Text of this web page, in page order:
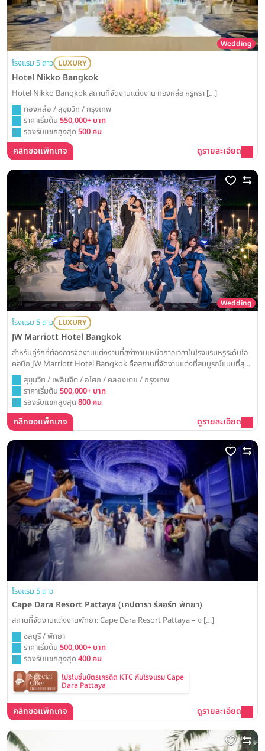
Wedding
โรงแรม 5 ดาว LUXURY
Hotel Nikko Bangkok
Hotel Nikko Bangkok สถานที่จัดงานแต่งงาน ทองหล่อ หรูหรา […]
ทองหล่อ / สุขุมวิท / กรุงเทพ
ราคาเริ่มต้น 550,000+ บาท
รองรับแขกสูงสุด 500 คน
คลิกขอแพ็กเกจ ดูรายละเอียด
Wedding
โรงแรม 5 ดาว LUXURY
JW Marriott Hotel Bangkok
สำหรับคู่รักที่ต้องการจัดงานแต่งงานที่สง่างามเหนือกาลเวลาในโรงแรมหรูระดับไอ
คอนิก JW Marriott Hotel Bangkok คือสถานที่จัดงานแต่งที่สมบูรณ์แบบที่สุด
ด้วยชื่อเสียงด้านบริการที่เป็นเลิศและห้องแกรนด์บอลรูมสุดคลาสสิก พร้อมมอบ
ประสบการณ์วันวิวาห์อันน่าประทับใจและตราตรึงในความทรงจำตลอดไป
สุขุมวิท / เพลินจิต / อโศก / คลองเตย / กรุงเทพ
ราคาเริ่มต้น 500,000+ บาท
รองรับแขกสูงสุด 800 คน
คลิกขอแพ็กเกจ ดูรายละเอียด
โรงแรม 5 ดาว
Cape Dara Resort Pattaya (เคปดารา รีสอร์ท พัทยา)
สถานที่จัดงานแต่งงานพัทยา: Cape Dara Resort Pattaya – ง […]
ชลบุรี / พัทยา
ราคาเริ่มต้น 500,000+ บาท
รองรับแขกสูงสุด 400 คน
โปรโมชั่นบัตรเครดิต KTC กับโรงแรม Cape
Dara Pattaya
คลิกขอแพ็กเกจ ดูรายละเอียด